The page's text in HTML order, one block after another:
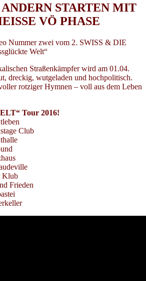
STARTEN MIT
VÖ PHASE
Nummer zwei vom 2. SWISS & DIE
Welt“
Straßenkämpfer wird am 01.04.
dreckig, wutgeladen und hochpolitisch.
rotziger Hymnen – voll aus dem Leben
Tour 2016!
Club
Klub
Frieden